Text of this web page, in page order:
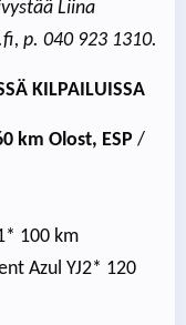
Liina
p. 040 923 1310.
KILPAILUISSA
km Olost, ESP /
100 km
Azul YJ2* 120